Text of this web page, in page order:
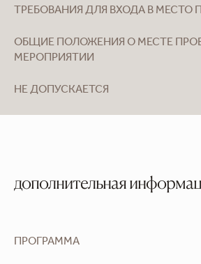
ТРЕБОВАНИЯ ДЛЯ ВХОДА В МЕСТО
ОБЩИЕ ПОЛОЖЕНИЯ О МЕСТЕ
МЕРОПРИЯТИИ
НЕ ДОПУСКАЕТСЯ
дополнительная
ПРОГРАММА